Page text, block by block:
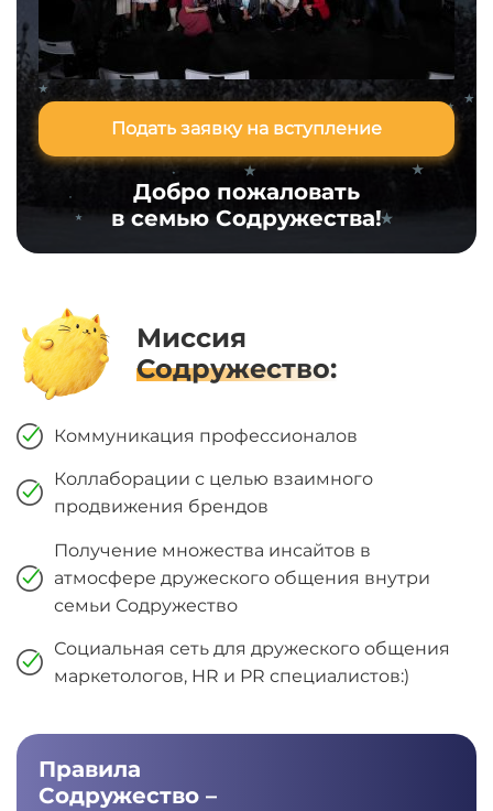
Подать заявку на вступление
Добро пожаловать
в семью Содружества!
Миссия
Содружество:
Коммуникация профессионалов
Коллаборации с целью взаимного
продвижения брендов
Получение множества инсайтов в
атмосфере дружеского общения внутри
семьи Содружество
Социальная сеть для дружеского общения
маркетологов, HR и PR специалистов:)
Правила
Содружество –